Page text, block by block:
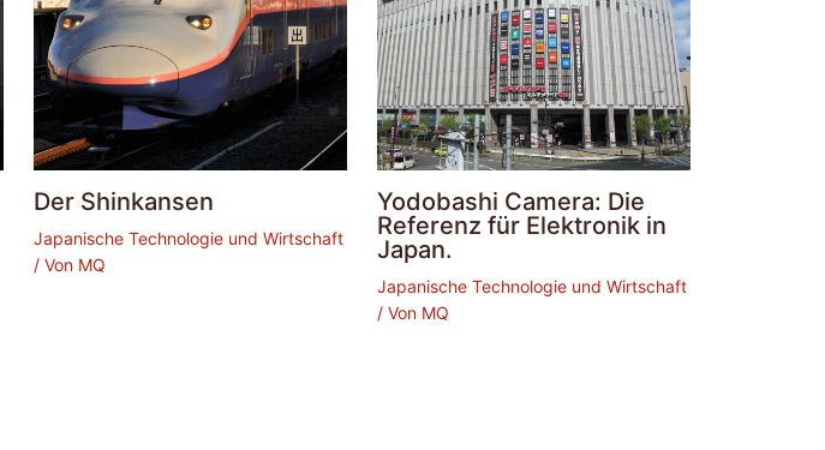
Der Shinkansen
Japanische Technologie und Wirtschaft
/ Von MQ
Yodobashi Camera: Die
Referenz für Elektronik in
Japan.
Japanische Technologie und Wirtschaft
/ Von MQ